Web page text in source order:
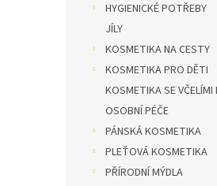
HYGIENICKÉ POTŘEBY
JÍLY
KOSMETIKA NA CESTY
KOSMETIKA PRO DĚTI
KOSMETIKA SE
OSOBNÍ PÉČE
PÁNSKÁ KOSMETIKA
PLEŤOVÁ KOSMETIKA
PŘÍRODNÍ MÝDLA